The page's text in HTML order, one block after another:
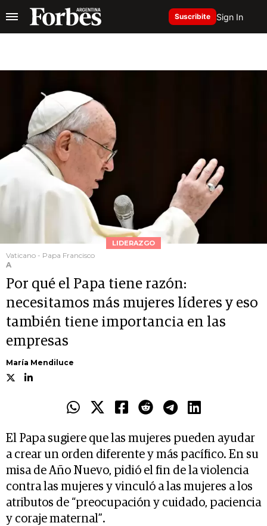
Suscribite Sign In
LIDERAZGO
Vaticano - Papa Francisco
A
Por qué el Papa tiene razón:
necesitamos más mujeres líderes y eso
también tiene importancia en las
empresas
María Mendiluce
El Papa sugiere que las mujeres pueden ayudar
a crear un orden diferente y más pacífico. En su
misa de Año Nuevo, pidió el fin de la violencia
contra las mujeres y vinculó a las mujeres a los
atributos de “preocupación y cuidado, paciencia
y coraje maternal”.